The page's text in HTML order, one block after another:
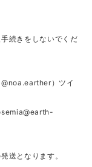
続きをしないでくだ
@noa.earther）ツイ
送となります。